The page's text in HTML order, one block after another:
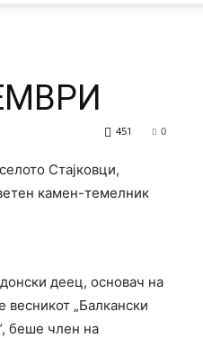
0
451
Стајковци,
камен-темелник
деец, основач на
„Балкански
беше член на